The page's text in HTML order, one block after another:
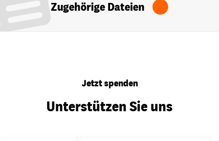
Zugehörige Dateien
Jetzt spenden
Unterstützen Sie uns